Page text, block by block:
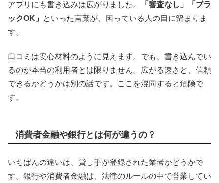
アプリにも書き込みは広がりました。
「審査なし」「ブラ
ックOK」
といった言葉が、困っている人の目に留まりま
す。
口コミは安心材料のように見えます。でも、書き込んでい
るのが本当の利用者とは限りません。広がる速さと、信頼
できるかどうかは別の話です。ここを混同すると危険で
す。
消費者金融や銀行とは何が違うの？
いちばんの違いは、貸し手が登録された業者かどうかで
す。銀行や消費者金融は、法律のルールの中で営業してい